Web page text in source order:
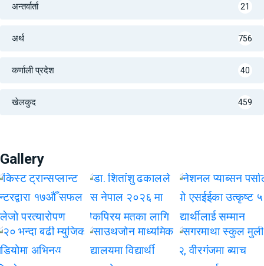
अन्तर्वार्ता 21
अर्थ 756
कर्णाली प्रदेश 40
खेलकुद 459
Gallery